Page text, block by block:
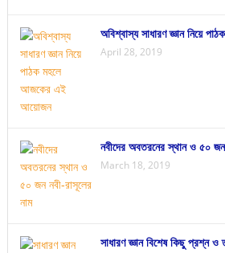
অবিশ্বাস্য সাধারণ জ্ঞান নিয়ে
April 28, 2019
নবীদের অবতরনের স্থান ও ৫০ জন
March 18, 2019
সাধারণ জ্ঞান বিশেষ কিছু প্রশ্ন